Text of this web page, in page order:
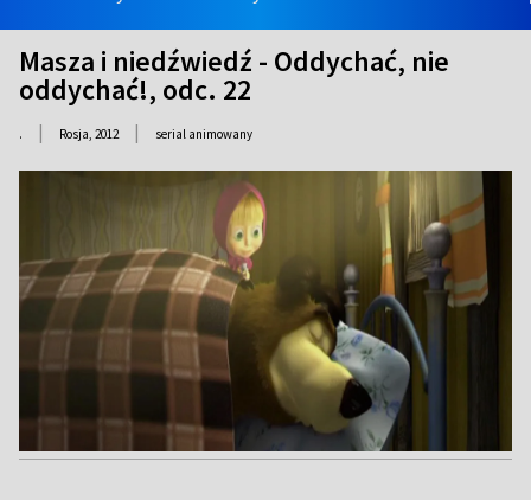
Masza i niedźwiedź - Oddychać, nie
oddychać!, odc. 22
. | Rosja, 2012 | serial animowany